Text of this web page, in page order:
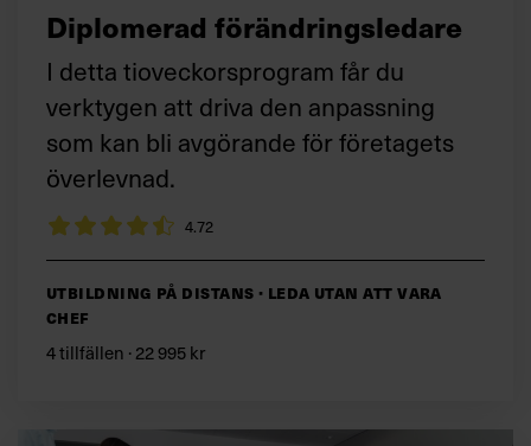
Diplomerad förändringsledare
I detta tioveckorsprogram får du
verktygen att driva den anpassning
som kan bli avgörande för företagets
överlevnad.
4.72
Utbildning på distans · Leda utan att vara
chef
4 tillfällen · 22 995 kr